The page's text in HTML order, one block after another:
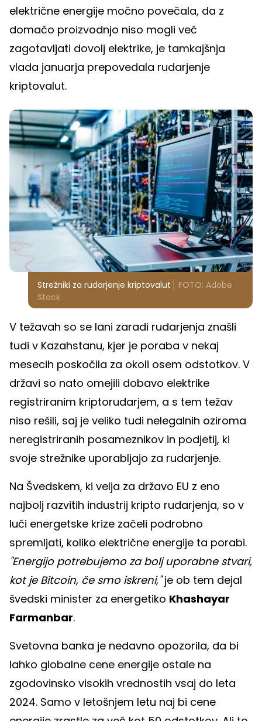
električne energije močno povečala, da z
domačo proizvodnjo niso mogli več
zagotavljati dovolj elektrike, je tamkajšnja
vlada januarja prepovedala rudarjenje
kriptovalut.
Strežniki za rudarjenje kriptovalut
FOTO: Adobe
Stock
V težavah so se lani zaradi rudarjenja znašli
tudi v Kazahstanu, kjer je poraba v nekaj
mesecih poskočila za okoli osem odstotkov. V
državi so nato omejili dobavo elektrike
registriranim kriptorudarjem, a s tem težav
niso rešili, saj je veliko tudi nelegalnih oziroma
neregistriranih posameznikov in podjetij, ki
svoje strežnike uporabljajo za rudarjenje.
Na Švedskem, ki velja za državo EU z eno
najbolj razvitih industrij kripto rudarjenja, so v
luči energetske krize začeli podrobno
spremljati, koliko električne energije ta porabi.
"Energijo potrebujemo za bolj uporabne stvari,
kot je Bitcoin, če smo iskreni,"je ob tem dejal
švedski minister za energetiko Khashayar
Farmanbar.
Svetovna banka je nedavno opozorila, da bi
lahko globalne cene energije ostale na
zgodovinsko visokih vrednostih vsaj do leta
2024. Samo v letošnjem letu naj bi cene